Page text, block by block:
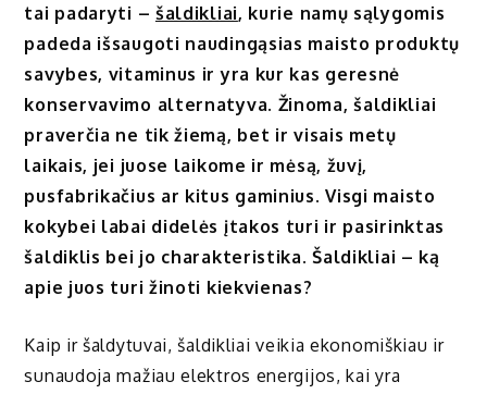
tai padaryti – šaldikliai, kurie namų sąlygomis
padeda išsaugoti naudingąsias maisto produktų
savybes, vitaminus ir yra kur kas geresnė
konservavimo alternatyva. Žinoma, šaldikliai
praverčia ne tik žiemą, bet ir visais metų
laikais, jei juose laikome ir mėsą, žuvį,
pusfabrikačius ar kitus gaminius. Visgi maisto
kokybei labai didelės įtakos turi ir pasirinktas
šaldiklis bei jo charakteristika. Šaldikliai – ką
apie juos turi žinoti kiekvienas?
Kaip ir šaldytuvai, šaldikliai veikia ekonomiškiau ir
sunaudoja mažiau elektros energijos, kai yra